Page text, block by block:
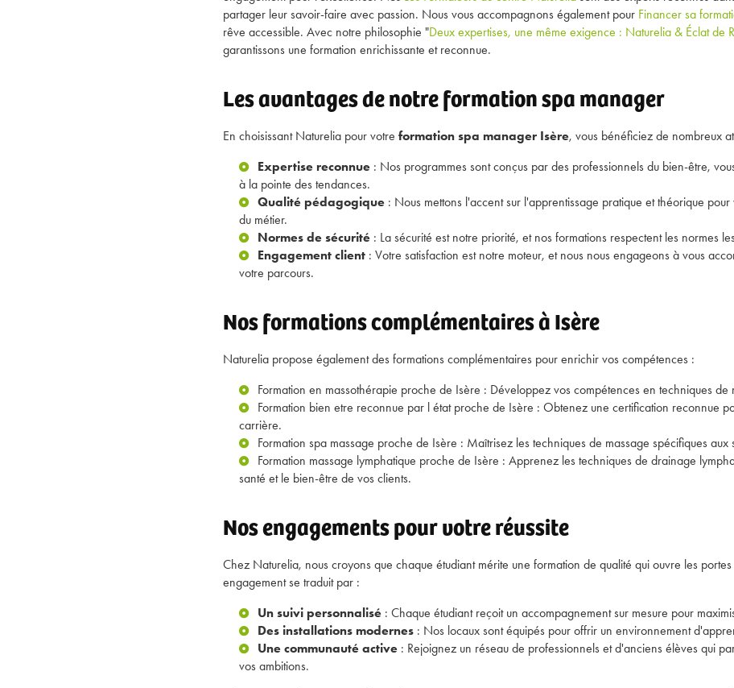
partager leur savoir-faire avec passion. Nous vous accompagnons également pour Financer sa
rêve accessible. Avec notre philosophie "Deux expertises, une même exigence : Naturelia & Éclat de
garantissons une formation enrichissante et reconnue.
Les avantages de notre formation spa manager
En choisissant Naturelia pour votre formation spa manager Isère, vous bénéficiez de nombreux
Expertise reconnue : Nos programmes sont conçus par des professionnels du bien-être,
à la pointe des tendances.
Qualité pédagogique : Nous mettons l'accent sur l'apprentissage pratique et théorique
du métier.
Normes de sécurité : La sécurité est notre priorité, et nos formations respectent les normes
Engagement client : Votre satisfaction est notre moteur, et nous nous engageons à vous
votre parcours.
Nos formations complémentaires à Isère
Naturelia propose également des formations complémentaires pour enrichir vos compétences :
Formation en massothérapie proche de Isère : Développez vos compétences en techniques de
Formation bien etre reconnue par l état proche de Isère : Obtenez une certification reconnue
carrière.
Formation spa massage proche de Isère : Maîtrisez les techniques de massage spécifiques aux
Formation massage lymphatique proche de Isère : Apprenez les techniques de drainage
santé et le bien-être de vos clients.
Nos engagements pour votre réussite
Chez Naturelia, nous croyons que chaque étudiant mérite une formation de qualité qui ouvre les
engagement se traduit par :
Un suivi personnalisé : Chaque étudiant reçoit un accompagnement sur mesure pour
Des installations modernes : Nos locaux sont équipés pour offrir un environnement
Une communauté active : Rejoignez un réseau de professionnels et d'anciens élèves qui
vos ambitions.